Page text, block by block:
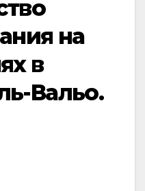
на
в
Вальо.